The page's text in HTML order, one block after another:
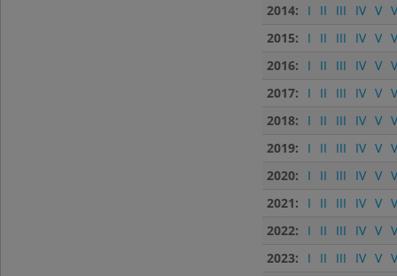
2014:
I II III IV V
2015:
I II III IV V
2016:
I II III IV V
2017:
I II III IV V
2018:
I II III IV V
2019:
I II III IV V
2020:
I II III IV V
2021:
I II III IV V
2022:
I II III IV V
2023:
I II III IV V